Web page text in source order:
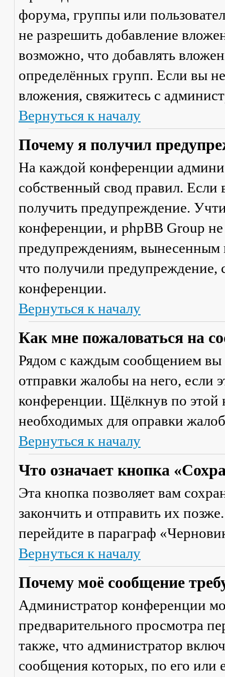
форума, группы или
не разрешить добавление
возможно, что добавлять
определённых групп. Если вы
вложения, свяжитесь с
Вернуться к началу
Почему я получил
На каждой конференции
собственный свод правил.
получить предупреждение.
конференции, и phpBB Group
предупреждениям, вынесенным
что получили предупреждение,
конференции.
Вернуться к началу
Как мне пожаловаться на
Рядом с каждым сообщением вы
отправки жалобы на него, если
конференции. Щёлкнув по этой
необходимых для оправки
Вернуться к началу
Что означает кнопка
Эта кнопка позволяет вам
закончить и отправить их
перейдите в параграф
Вернуться к началу
Почему моё сообщение
Администратор конференции
предварительного просмотра
также, что администратор
сообщения которых, по его